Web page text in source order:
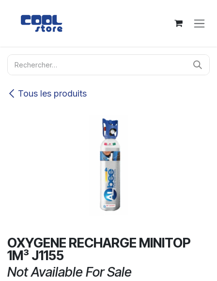
Tous les produits
OXYGENE RECHARGE MINITOP
1M³ J1155
Not Available For Sale